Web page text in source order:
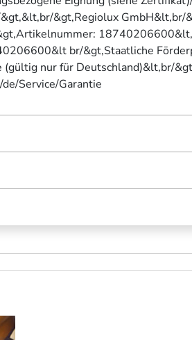
&gt,Regiolux GmbH&lt,br/
br/&gt,Staatliche
(gültig nur für Deutschland)&lt,br/
Service/Garantie